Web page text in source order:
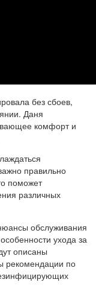
без сбоев,
Даня
комфорт и
правильно
поможет
различных
обслуживания
ухода за
описаны
рекомендации по